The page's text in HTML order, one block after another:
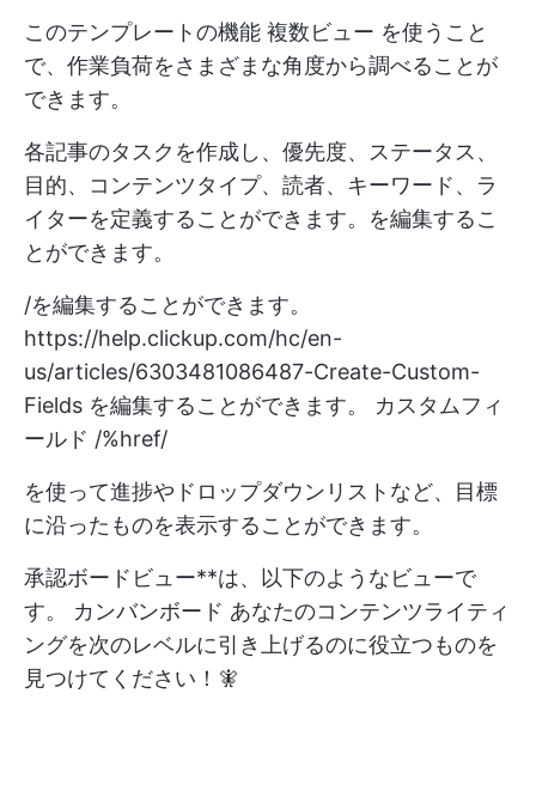
このテンプレートの機能 複数ビュー を使うこと
で、作業負荷をさまざまな角度から調べることが
できます。
各記事のタスクを作成し、優先度、ステータス、
目的、コンテンツタイプ、読者、キーワード、ラ
イターを定義することができます。を編集するこ
とができます。
/を編集することができます。
https://help.clickup.com/hc/en-
us/articles/6303481086487-Create-Custom-
Fields を編集することができます。 カスタムフィ
ールド /%href/
を使って進捗やドロップダウンリストなど、目標
に沿ったものを表示することができます。
承認ボードビュー**は、以下のようなビューで
す。 カンバンボード あなたのコンテンツライティ
ングを次のレベルに引き上げるのに役立つものを
見つけてください！🧚